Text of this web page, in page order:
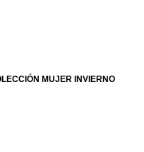
MUJER INVIERNO